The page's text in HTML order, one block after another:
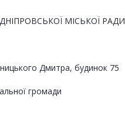
МІСЬКОЇ РАДИ
Дмитра, будинок 75
громади